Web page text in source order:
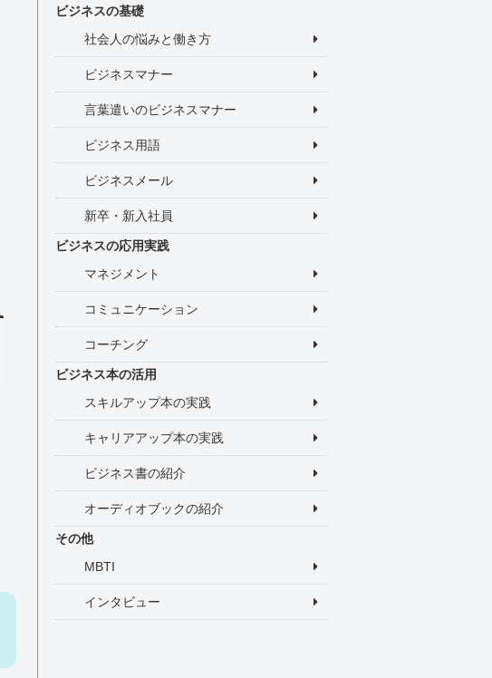
ビジネスの基礎
社会人の悩みと働き方
ビジネスマナー
言葉遣いのビジネスマナー
ビジネス用語
ビジネスメール
新卒・新入社員
ビジネスの応用実践
マネジメント
コミュニケーション
コーチング
ビジネス本の活用
スキルアップ本の実践
キャリアアップ本の実践
ビジネス書の紹介
オーディオブックの紹介
その他
MBTI
インタビュー